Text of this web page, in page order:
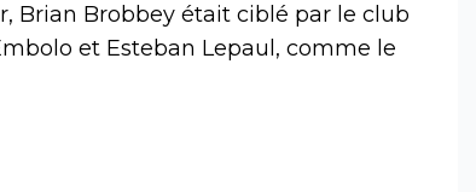
Brian Brobbey était ciblé par le club
et Esteban Lepaul, comme le